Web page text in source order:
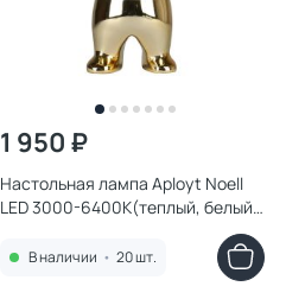
1 950 ₽
Настольная лампа Aployt Noell
LED 3000-6400К(теплый, белый,
В наличии • 20 шт.